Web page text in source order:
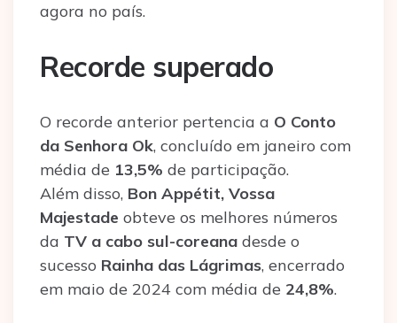
agora no país.
Recorde superado
O recorde anterior pertencia a O Conto
da Senhora Ok, concluído em janeiro com
média de 13,5% de participação.
Além disso, Bon Appétit, Vossa
Majestade obteve os melhores números
da TV a cabo sul-coreana desde o
sucesso Rainha das Lágrimas, encerrado
em maio de 2024 com média de 24,8%.